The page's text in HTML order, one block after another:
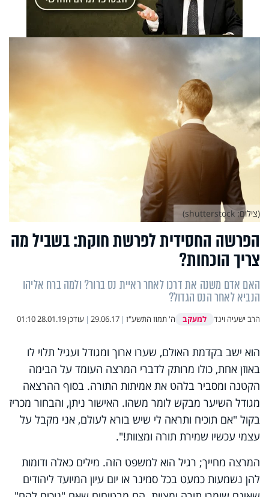
הפרשה החסידית לפרשת חוקת: בשביל מה
צריך הוכחות?
האם אדם משנה את דרכו לאחר ראיית נס ברור? ולמה ברח אליהו
הנביא לאחר הנס הגדול?
הרב ישעיה וינד למעקב ה' תמוז התשע"ז |
29.06.17
| עודכן28.01.19 01:10
(צילום: shutterstock)
הוא ישב בקדמת האולם, שערו ארוך ומגודל ועגיל תלוי לו
באוזן אחת, כולו מרותק לדברי המרצה העומד על הבימה
הקטנה ומסביר בלהט את אמיתות התורה. בסוף ההרצאה
מגודל השיער מבקש לומר משהו. האישור ניתן, והבחור מכריז
בקול "אם תוכיח ותראה לי שיש בורא לעולם, אני מקבל על
עצמי עכשיו שמירת תורה ומצוות!".
המרצה מחייך; רגיל הוא למשפט הזה. מילים כאלה ודומות
להן נשמעות כמעט בכל סמינר או יום עיון המיועד ליהודים